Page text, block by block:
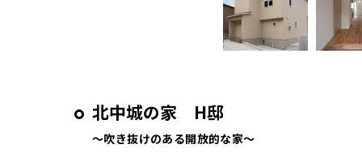
北中城の家 H邸
～吹き抜けのある開放的な家～